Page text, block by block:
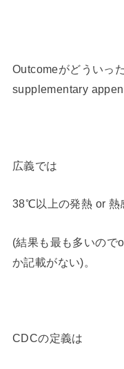
Outcomeがどういっ
supplementary
広義では
38℃以上の発熱 or 熱
(結果も最も多いので
か記載がない)。
CDCの定義は